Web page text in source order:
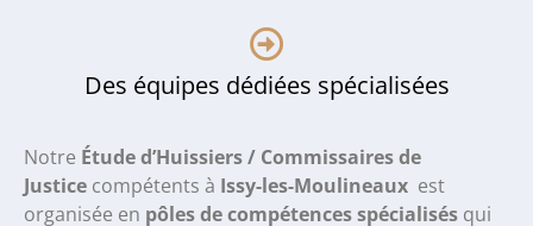
Des équipes dédiées spécialisées
Notre Étude d’Huissiers / Commissaires de
Justice compétents à Issy-les-Moulineaux est
organisée en pôles de compétences spécialisés qui